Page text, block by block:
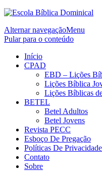
Alternar navegaçãoMenu
Pular para o conteúdo
Início
CPAD
EBD – Lições
Lições Bíblica
Lições Bíblicas
BETEL
Betel Adultos
Betel Jovens
Revista PECC
Esboço De Pregação
Políticas De
Contato
Sobre